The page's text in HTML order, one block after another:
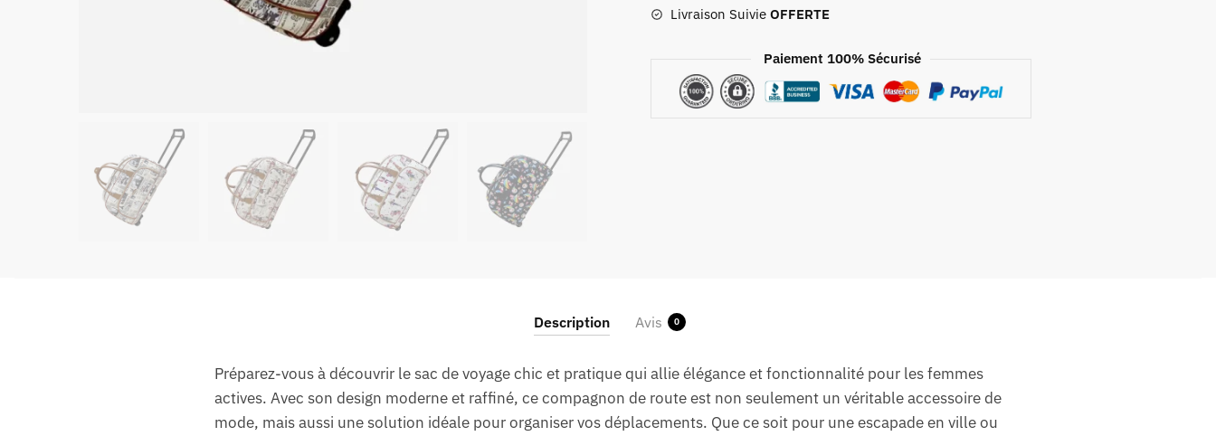
À
Livraison Suivie OFFERTE
Paiement 100% Sécurisé
Description Avis 0
Préparez-vous à découvrir le sac de voyage chic et pratique qui allie élégance et fonctionnalité pour les femmes
actives. Avec son design moderne et raffiné, ce compagnon de route est non seulement un véritable accessoire de
mode, mais aussi une solution idéale pour organiser vos déplacements. Que ce soit pour une escapade en ville ou